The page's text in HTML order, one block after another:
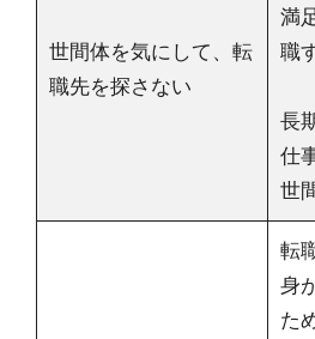
世間体を気にして、転
職先を探さない
満
職
長
仕
世
転
身
た